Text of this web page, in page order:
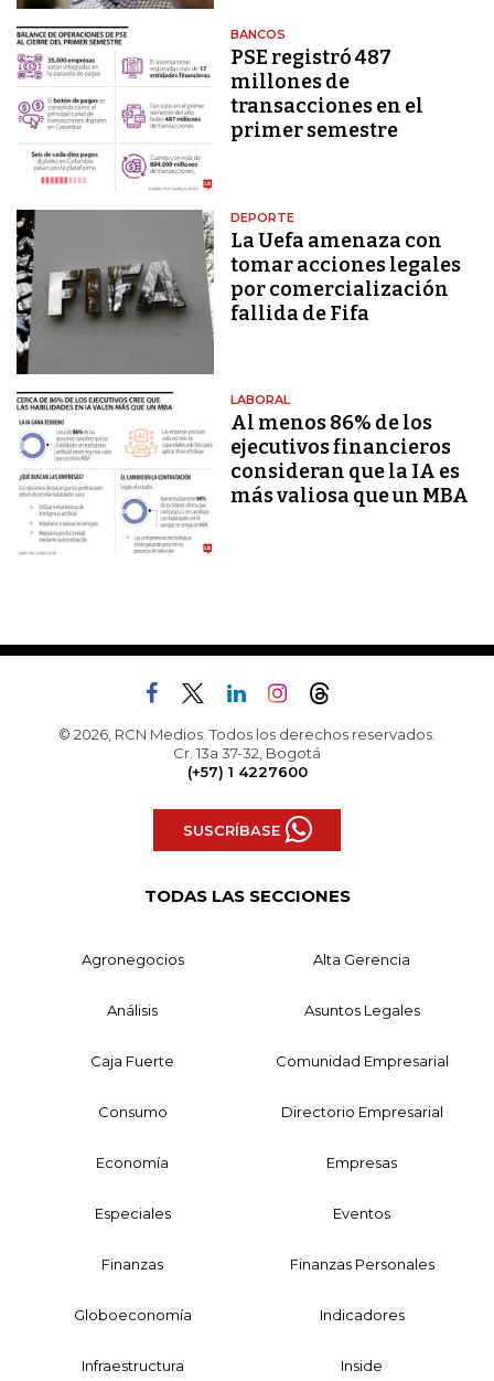
BANCOS
PSE registró 487
millones de
transacciones en el
primer semestre
DEPORTE
La Uefa amenaza con
tomar acciones legales
por comercialización
fallida de Fifa
LABORAL
Al menos 86% de los
ejecutivos financieros
consideran que la IA es
más valiosa que un MBA
© 2026, RCN Medios. Todos los derechos reservados.
Cr. 13a 37-32, Bogotá
(+57) 1 4227600
SUSCRÍBASE
TODAS LAS SECCIONES
Agronegocios Alta Gerencia
Análisis Asuntos Legales
Caja Fuerte Comunidad Empresarial
Consumo Directorio Empresarial
Economía Empresas
Especiales Eventos
Finanzas Finanzas Personales
Globoeconomía Indicadores
Infraestructura Inside